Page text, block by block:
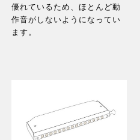
優れているため、ほとんど動
作音がしないようになってい
ます。